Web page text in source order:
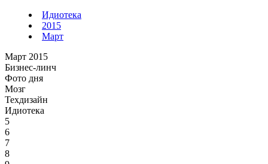
Идиотека
2015
Март
Март 2015
Бизнес-линч
Фото дня
Мозг
Техдизайн
Идиотека
5
6
7
8